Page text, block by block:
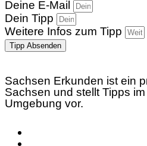
Deine E-Mail
Dein Tipp
Weitere Infos zum Tipp
Tipp Absenden
Sachsen Erkunden ist ein
Sachsen und stellt Tipps
Umgebung vor.